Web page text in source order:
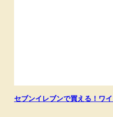
セブンイレブンで買える！ワ